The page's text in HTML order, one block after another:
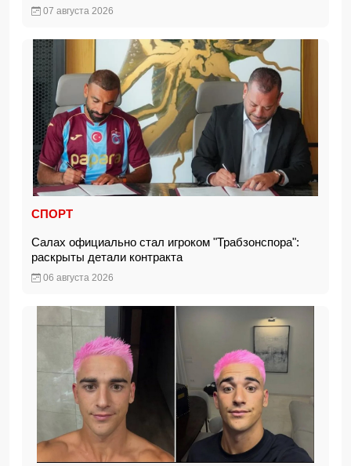
07 августа 2026
СПОРТ
Салах официально стал игроком "Трабзонспора":
раскрыты детали контракта
06 августа 2026